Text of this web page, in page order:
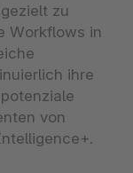
zu
Workflows in
ihre
von